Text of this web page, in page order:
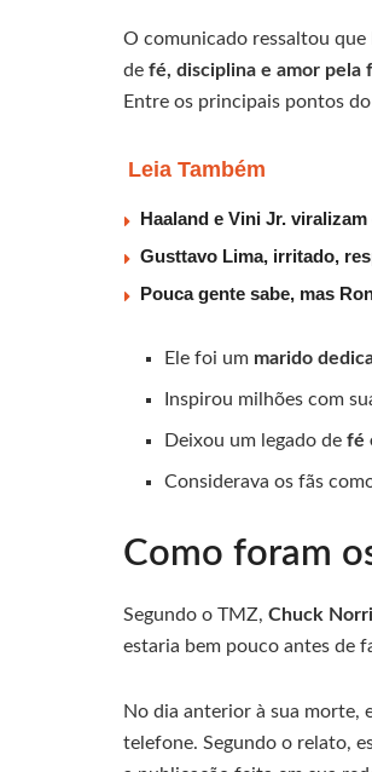
O comunicado ressaltou que
de fé, disciplina e amor pela
Entre os principais pontos
Leia Também
Haaland e Vini Jr.
Gusttavo Lima, irritado,
Pouca gente sabe, mas
Ele foi um marido
Inspirou milhões com
Deixou um legado defé
Considerava os fãs
Como foram
Segundo o TMZ, Chuck
estaria bem pouco antes de
No dia anterior à sua morte,
telefone. Segundo o relato,